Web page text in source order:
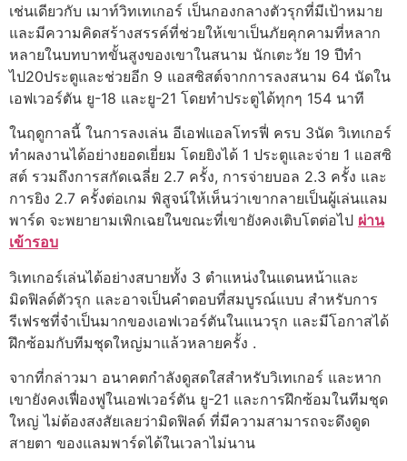
เช่นเดียวกับ เมาท์วิทเทเกอร์ เป็นกองกลางตัวรุกที่มีเป้าหมาย
และมีความคิดสร้างสรรค์ที่ช่วยให้เขาเป็นภัยคุกคามที่หลาก
หลายในบทบาทขั้นสูงของเขาในสนาม นักเตะวัย 19 ปีทำ
ไป20ประตูและช่วยอีก 9 แอสซิสต์จากการลงสนาม 64 นัดใน
เอฟเวอร์ตัน ยู-18 และยู-21 โดยทำประตูได้ทุกๆ 154 นาที
ในฤดูกาลนี้ ในการลงเล่น อีเอฟแอลโทรฟี่ ครบ 3นัด วิเทเกอร์
ทำผลงานได้อย่างยอดเยี่ยม โดยยิงได้ 1 ประตูและจ่าย 1 แอสซิ
สต์ รวมถึงการสกัดเฉลี่ย 2.7 ครั้ง, การจ่ายบอล 2.3 ครั้ง และ
การยิง 2.7 ครั้งต่อเกม พิสูจน์ให้เห็นว่าเขากลายเป็นผู้เล่นแลม
พาร์ด จะพยายามเพิกเฉยในขณะที่เขายังคงเติบโตต่อไป ผ่าน
เข้ารอบ
วิเทเกอร์เล่นได้อย่างสบายทั้ง 3 ตำแหน่งในแดนหน้าและ
มิดฟิลด์ตัวรุก และอาจเป็นคำตอบที่สมบูรณ์แบบ สำหรับการ
รีเฟรชที่จำเป็นมากของเอฟเวอร์ตันในแนวรุก และมีโอกาสได้
ฝึกซ้อมกับทีมชุดใหญ่มาแล้วหลายครั้ง .
จากที่กล่าวมา อนาคตกำลังดูสดใสสำหรับวิเทเกอร์ และหาก
เขายังคงเฟื่องฟูในเอฟเวอร์ตัน ยู-21 และการฝึกซ้อมในทีมชุด
ใหญ่ ไม่ต้องสงสัยเลยว่ามิดฟิลด์ ที่มีความสามารถจะดึงดูด
สายตา ของแลมพาร์ดได้ในเวลาไม่นาน